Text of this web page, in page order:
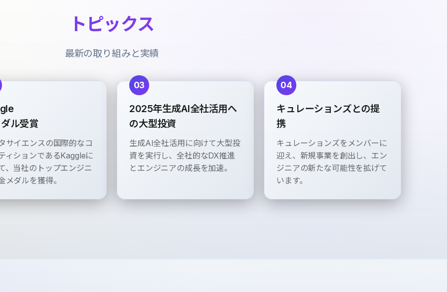
トピックス
最新の取り組みと実績
ル受賞
サイエンスの国際的なコ
ィションであるKaggleに
、当社のトップエンジニ
メダルを獲得。
03
2025年生成AI全社活用へ
の大型投資
生成AI全社活用に向けて大型投
資を実行し、全社的なDX推進
とエンジニアの成長を加速。
04
キュレーションズとの提
携
キュレーションズをメンバーに
迎え、新規事業を創出し、エン
ジニアの新たな可能性を拡げて
います。